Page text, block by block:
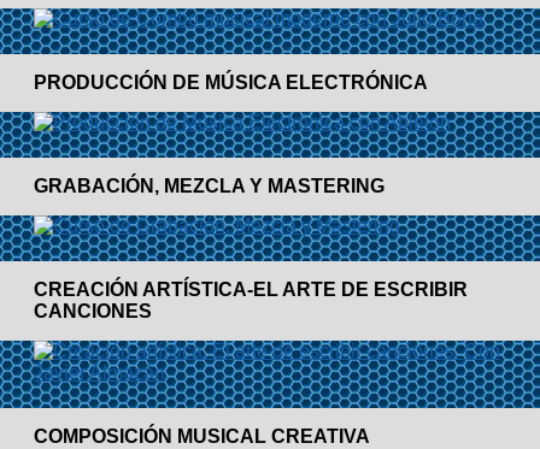
PRODUCCIÓN DE MÚSICA ELECTRÓNICA
GRABACIÓN, MEZCLA Y MASTERING
CREACIÓN ARTÍSTICA-EL ARTE DE ESCRIBIR
CANCIONES
COMPOSICIÓN MUSICAL CREATIVA